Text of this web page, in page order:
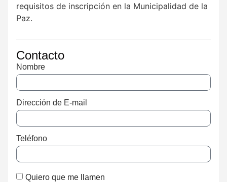
requisitos de inscripción en la Municipalidad de la
Paz.
Contacto
Nombre
Dirección de E-mail
Teléfono
Quiero que me llamen